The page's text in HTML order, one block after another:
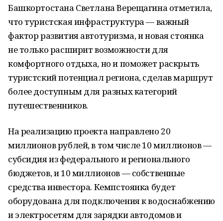
Башкортостана Светлана Верещагина отметила,
что туристская инфраструктура — важный
фактор развития автотуризма, и новая стоянка
не только расширит возможности для
комфортного отдыха, но и поможет раскрыть
туристский потенциал региона, сделав маршрут
более доступным для разных категорий
путешественников.
На реализацию проекта направлено 20
миллионов рублей, в том числе 10 миллионов —
субсидия из федерального и регионального
бюджетов, и 10 миллионов — собственные
средства инвестора. Кемпстоянка будет
оборудована для подключения к водоснабжению
и электросетям для зарядки автодомов и